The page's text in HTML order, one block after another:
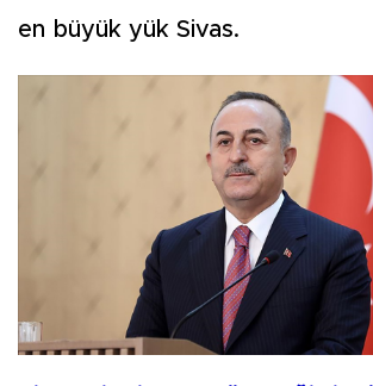
en büyük yük Sivas.